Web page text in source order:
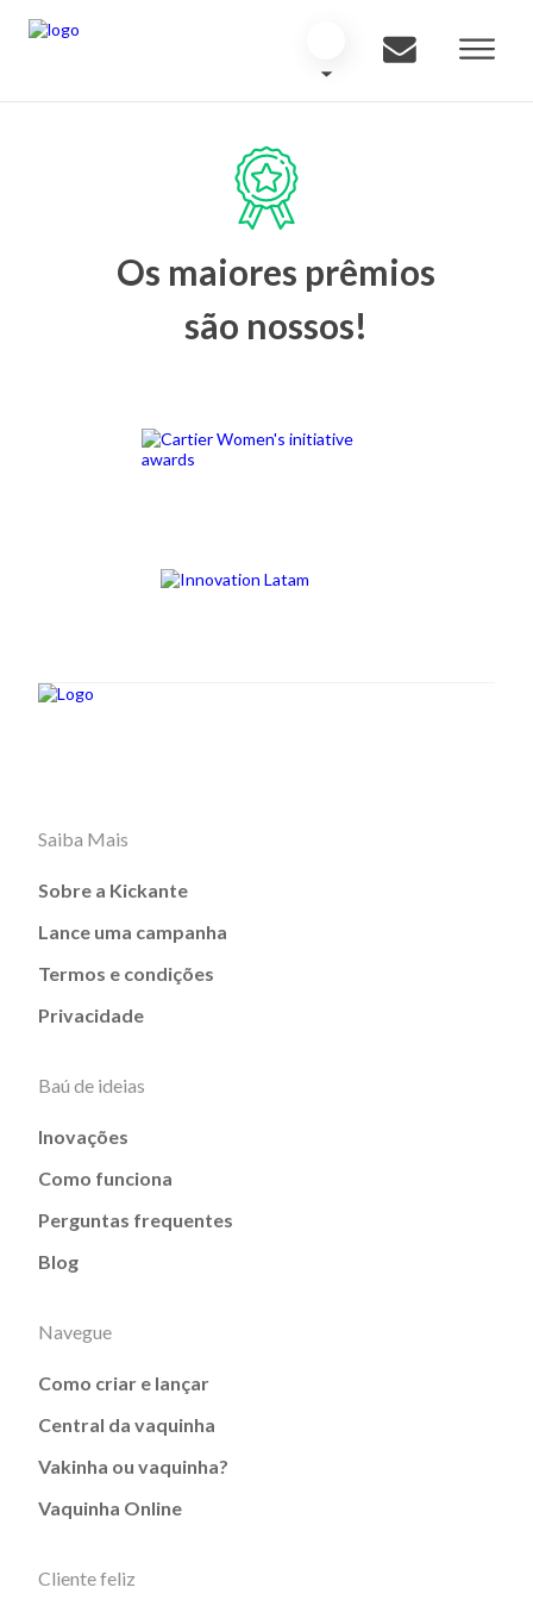
Os maiores prêmios
são nossos!
Saiba Mais
Sobre a Kickante
Lance uma campanha
Termos e condições
Privacidade
Baú de ideias
Inovações
Como funciona
Perguntas frequentes
Blog
Navegue
Como criar e lançar
Central da vaquinha
Vakinha ou vaquinha?
Vaquinha Online
Cliente feliz